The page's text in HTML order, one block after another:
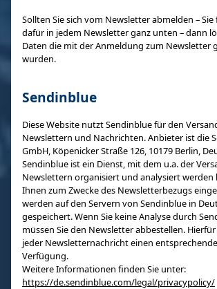
Sollten Sie sich vom Newsletter abmelden –
dafür in jedem Newsletter ganz unten – dann
Daten die mit der Anmeldung zum Newsletter
wurden.
Sendinblue
Diese Website nutzt Sendinblue für den
Newslettern und Nachrichten. Anbieter ist die
GmbH, Köpenicker Straße 126, 10179 Berlin,
Sendinblue ist ein Dienst, mit dem u.a. der
Newslettern organisiert und analysiert werden
Ihnen zum Zwecke des Newsletterbezugs
werden auf den Servern von Sendinblue in
gespeichert. Wenn Sie keine Analyse durch
müssen Sie den Newsletter abbestellen.
jeder Newsletternachricht einen
Verfügung.
Weitere Informationen finden Sie unter:
https://de.sendinblue.com/legal/privacypolicy/